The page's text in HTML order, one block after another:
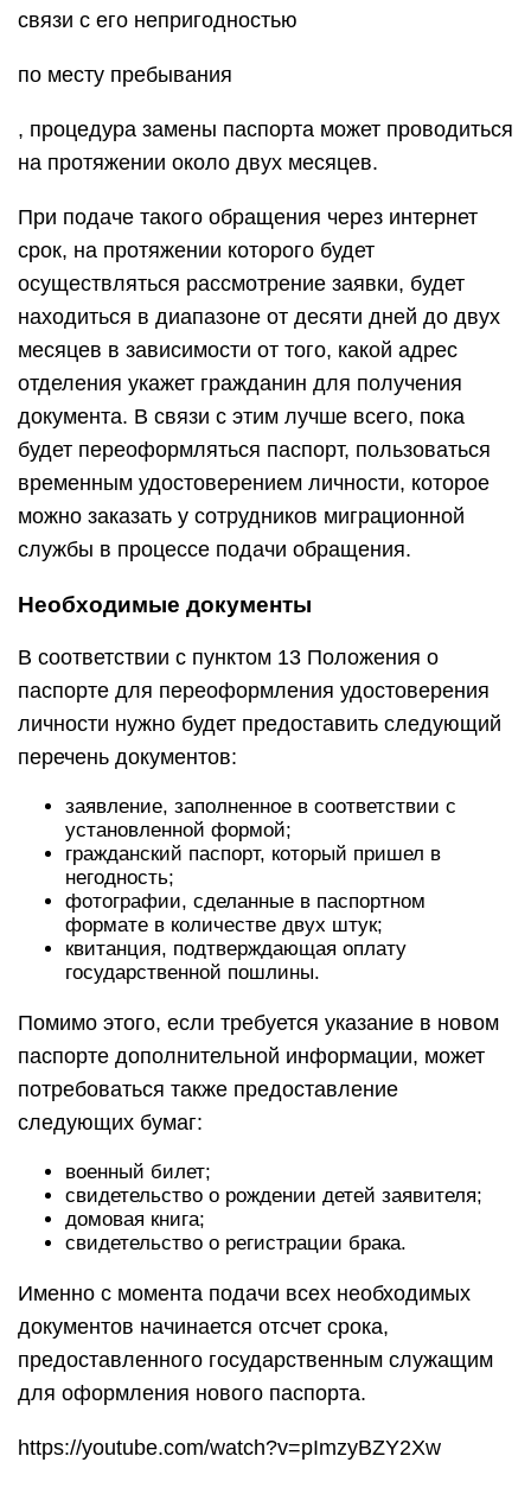
связи с его непригодностью
по месту пребывания
, процедура замены паспорта может проводиться
на протяжении около двух месяцев.
При подаче такого обращения через интернет
срок, на протяжении которого будет
осуществляться рассмотрение заявки, будет
находиться в диапазоне от десяти дней до двух
месяцев в зависимости от того, какой адрес
отделения укажет гражданин для получения
документа. В связи с этим лучше всего, пока
будет переоформляться паспорт, пользоваться
временным удостоверением личности, которое
можно заказать у сотрудников миграционной
службы в процессе подачи обращения.
Необходимые документы
В соответствии с пунктом 13 Положения о
паспорте для переоформления удостоверения
личности нужно будет предоставить следующий
перечень документов:
заявление, заполненное в соответствии с
установленной формой;
гражданский паспорт, который пришел в
негодность;
фотографии, сделанные в паспортном
формате в количестве двух штук;
квитанция, подтверждающая оплату
государственной пошлины.
Помимо этого, если требуется указание в новом
паспорте дополнительной информации, может
потребоваться также предоставление
следующих бумаг:
военный билет;
свидетельство о рождении детей заявителя;
домовая книга;
свидетельство о регистрации брака.
Именно с момента подачи всех необходимых
документов начинается отсчет срока,
предоставленного государственным служащим
для оформления нового паспорта.
https://youtube.com/watch?v=pImzyBZY2Xw